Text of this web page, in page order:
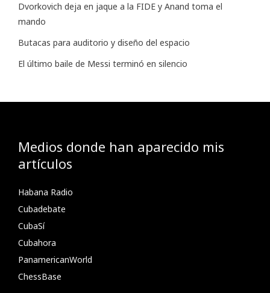
Dvorkovich deja en jaque a la FIDE y Anand toma el
mando
Butacas para auditorio y diseño del espacio
El último baile de Messi terminó en silencio
Medios donde han aparecido mis
artículos
Habana Radio
Cubadebate
CubaSí
Cubahora
PanamericanWorld
ChessBase